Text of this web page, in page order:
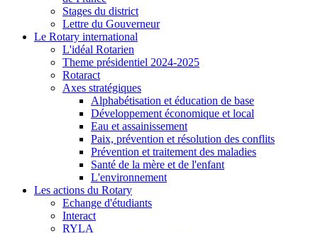
Stages du district
Lettre du Gouverneur
Le Rotary international
L'idéal Rotarien
Theme présidentiel 2024-2025
Rotaract
Axes stratégiques
Alphabétisation et éducation de base
Développement économique et local
Eau et assainissement
Paix, prévention et résolution des conflits
Prévention et traitement des maladies
Santé de la mère et de l'enfant
L'environnement
Les actions du Rotary
Echange d'étudiants
Interact
RYLA